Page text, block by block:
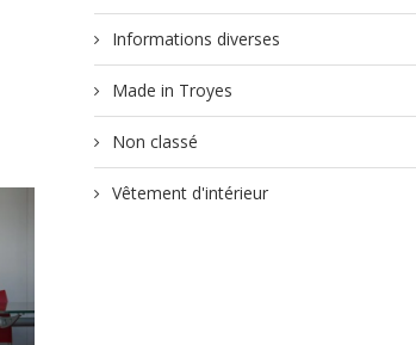
Informations diverses
Made in Troyes
Non classé
Vêtement d'intérieur